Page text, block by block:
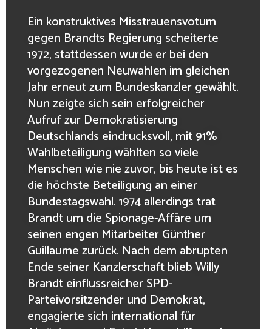
Ein konstruktives Misstrauensvotum
gegen Brandts Regierung scheiterte
1972, stattdessen wurde er bei den
vorgezogenen Neuwahlen im gleichen
Jahr erneut zum Bundeskanzler gewählt.
Nun zeigte sich sein erfolgreicher
Aufruf zur Demokratisierung
Deutschlands eindrucksvoll, mit 91%
Wahlbeteiligung wählten so viele
Menschen wie nie zuvor, bis heute ist es
die höchste Beteiligung an einer
Bundestagswahl. 1974 allerdings trat
Brandt um die Spionage-Affäre um
seinen engen Mitarbeiter Günther
Guillaume zurück. Nach dem abrupten
Ende seiner Kanzlerschaft blieb Willy
Brandt einflussreicher SPD-
Parteivorsitzender und Demokrat,
engagierte sich international für